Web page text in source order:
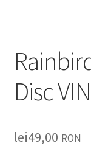
Disc
lei49,00 RON